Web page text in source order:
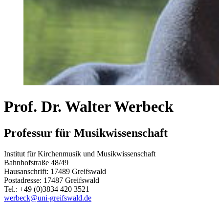
Prof. Dr. Walter Werbeck
Professur für Musikwissenschaft
Institut für Kirchenmusik und Musikwissenschaft
Bahnhofstraße 48/49
Hausanschrift: 17489 Greifswald
Postadresse: 17487 Greifswald
Tel.: +49 (0)3834 420 3521
werbeck@uni-greifswald.de